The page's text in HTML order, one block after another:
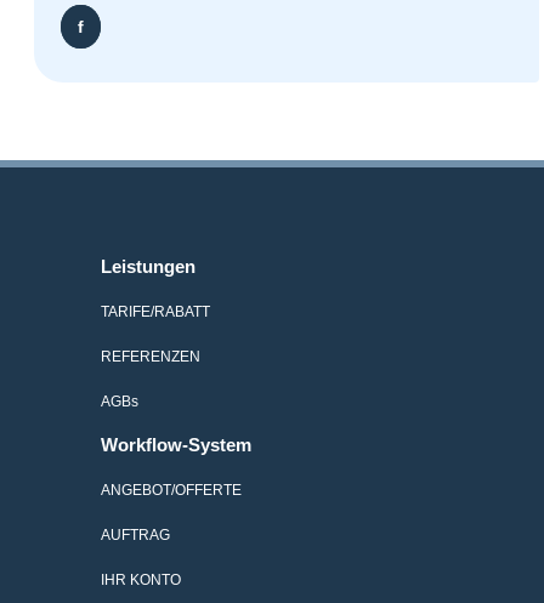
f
Leistungen
TARIFE/RABATT
REFERENZEN
AGBs
Workflow-System
ANGEBOT/OFFERTE
AUFTRAG
IHR KONTO